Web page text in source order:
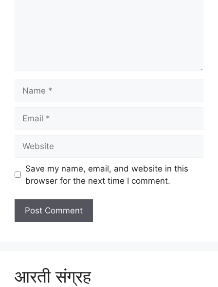
Save my name, email, and website in this
browser for the next time I comment.
आरती संग्रह